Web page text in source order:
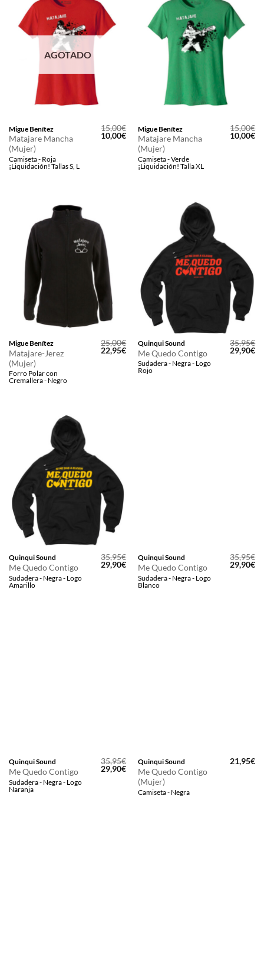
AGOTADO
Migue Benítez
Matajare Mancha
(Mujer)
Camiseta - Roja
¡Liquidación! Tallas S, L
15,00€
El
precio
10,00€El
precio
actual
10,00€.
Migue Benítez
Matajare Mancha
(Mujer)
Camiseta - Verde
¡Liquidación! Talla XL
15,00€
El
precio
10,00€El
Migue Benítez
Matajare-Jerez
(Mujer)
Forro Polar con
Cremallera - Negro
25,00€
El
precio
22,95€El
precio
actual
Quinqui Sound
Me Quedo Contigo
Sudadera - Negra - Logo
Rojo
35,95€
El
precio
29,90€El
Quinqui Sound
Me Quedo Contigo
Sudadera - Negra - Logo
Amarillo
35,95€
El
precio
29,90€El
precio
actual
Quinqui Sound
Me Quedo Contigo
Sudadera - Negra - Logo
Blanco
35,95€
El
precio
29,90€El
Quinqui Sound
Me Quedo Contigo
Sudadera - Negra - Logo
Naranja
35,95€
El
precio
29,90€El
precio
actual
Quinqui Sound
Me Quedo Contigo
(Mujer)
Camiseta - Negra
21,95€